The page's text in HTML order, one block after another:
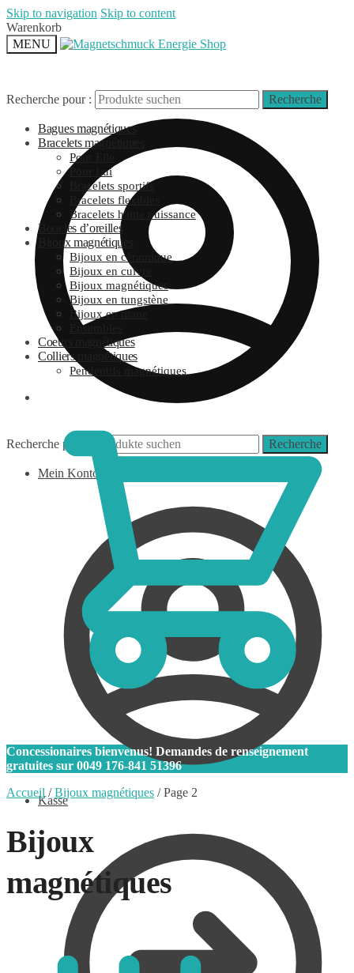
Skip to navigation Skip to content
Warenkorb
MENU
Recherche pour : Recherche
Mein Konto
Kasse
Recherche pour : Recherche
Bagues magnétiques
Bracelets magnétiques
Pour Elle
Pour Lui
Bracelets sportifs
Bracelets flexibles
Bracelets haute puissance
Boucles d’oreilles
Bijoux magnétiques
Bijoux en céramique
Bijoux en cuivre
Bijoux magnétiques
Bijoux en tungstène
Bijoux en titane
Ensembles
Coeurs magnétiques
Colliers magnétiques
Pendentifs magnétiques
Concessionaires bienvenus! Demandes de renseignement
gratuites sur 0049 176-841 51396
Accueil /Bijoux magnétiques /Page 2
Bijoux
magnétiques